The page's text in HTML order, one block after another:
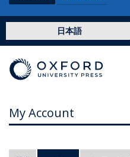
日本語
My Account